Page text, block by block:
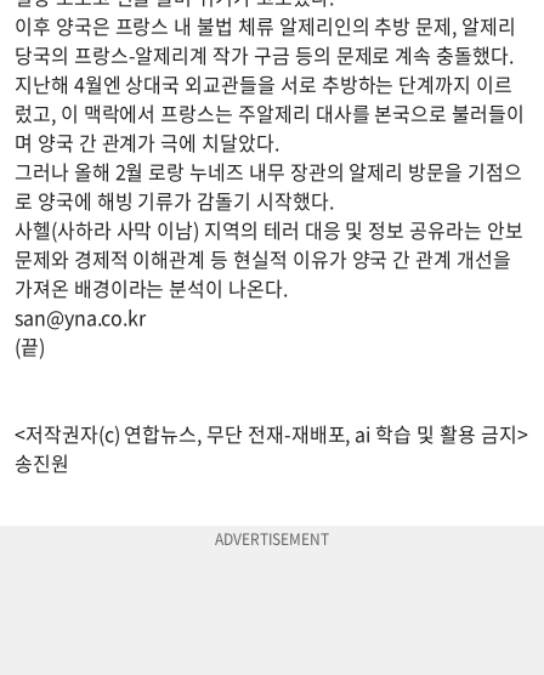
이후 양국은 프랑스 내 불법 체류 알제리인의 추방 문제, 알제리
당국의 프랑스-알제리계 작가 구금 등의 문제로 계속 충돌했다.
지난해 4월엔 상대국 외교관들을 서로 추방하는 단계까지 이르
렀고, 이 맥락에서 프랑스는 주알제리 대사를 본국으로 불러들이
며 양국 간 관계가 극에 치달았다.
그러나 올해 2월 로랑 누네즈 내무 장관의 알제리 방문을 기점으
로 양국에 해빙 기류가 감돌기 시작했다.
사헬(사하라 사막 이남) 지역의 테러 대응 및 정보 공유라는 안보
문제와 경제적 이해관계 등 현실적 이유가 양국 간 관계 개선을
가져온 배경이라는 분석이 나온다.
san@yna.co.kr
(끝)
<저작권자(c) 연합뉴스, 무단 전재-재배포, ai 학습 및 활용 금지>
송진원